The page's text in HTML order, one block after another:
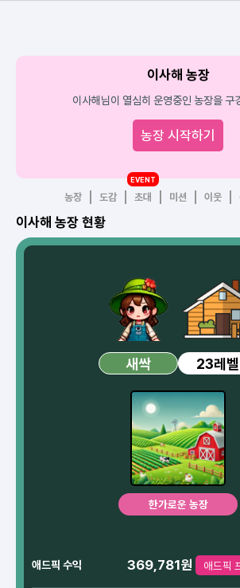
이사해 농장
이사해님이 열심히 운영중인 농장을 구
농장 시작하기
농장 도감 초대
EVENT
미션 이웃
이사해 농장 현황
새싹 23레벨
한가로운 농장
애드픽 수익 369,781원 애드픽